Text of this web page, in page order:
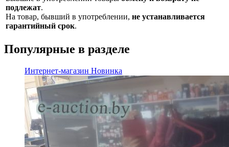
подлежат.
На товар, бывший в употреблении, не устанавливается
гарантийный срок.
Популярные в разделе
Интернет-магазин Новинка